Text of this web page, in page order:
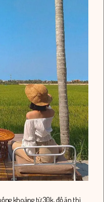
khoảng từ 30k, đồ ăn thì